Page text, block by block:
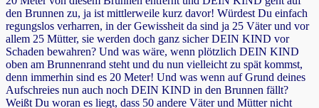
den Brunnen zu, ja ist mittlerweile kurz davor! Würdest Du einfach
regungslos verharren, in der Gewissheit da sind ja 25 Väter und vor
allem 25 Mütter, sie werden doch ganz sicher DEIN KIND vor
Schaden bewahren? Und was wäre, wenn plötzlich DEIN KIND
oben am Brunnenrand steht und du nun vielleicht zu spät kommst,
denn immerhin sind es 20 Meter! Und was wenn auf Grund deines
Aufschreies nun auch noch DEIN KIND in den Brunnen fällt?
Weißt Du woran es liegt, dass 50 andere Väter und Mütter nicht